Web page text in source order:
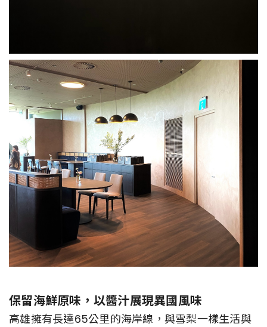
保留海鮮原味，以醬汁展現異國風味
高雄擁有長達65公里的海岸線，與雪梨一樣生活與